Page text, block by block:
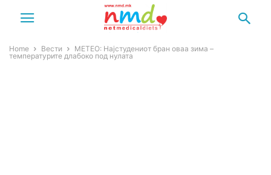
Home Вести
МЕТЕО: Најстудениот бран оваа зима –
температурите длабоко под нулата